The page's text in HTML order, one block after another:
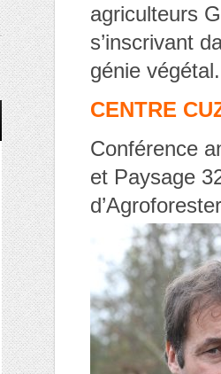
agriculteurs
s’inscrivant
génie végétal.
CENTRE
Conférence
et Paysage